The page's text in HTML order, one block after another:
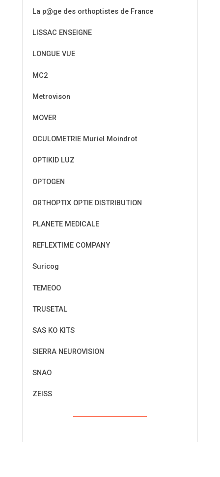
La p@ge des orthoptistes de France
LISSAC ENSEIGNE
LONGUE VUE
MC2
Metrovison
MOVER
OCULOMETRIE Muriel Moindrot
OPTIKID LUZ
OPTOGEN
ORTHOPTIX OPTIE DISTRIBUTION
PLANETE MEDICALE
REFLEXTIME COMPANY
Suricog
TEMEOO
TRUSETAL
SAS KO KITS
SIERRA NEUROVISION
SNAO
ZEISS